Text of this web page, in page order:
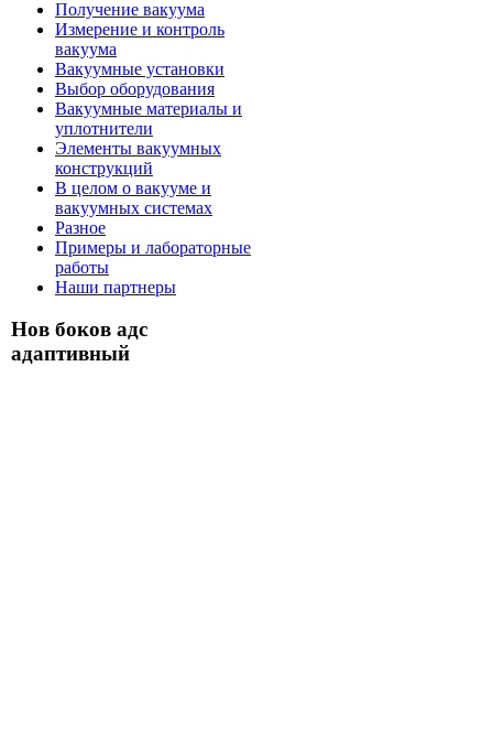
Получение вакуума
Измерение и контроль
вакуума
Вакуумные установки
Выбор оборудования
Вакуумные материалы и
уплотнители
Элементы вакуумных
конструкций
В целом о вакууме и
вакуумных системах
Разное
Примеры и лабораторные
работы
Наши партнеры
Нов боков адс
адаптивный